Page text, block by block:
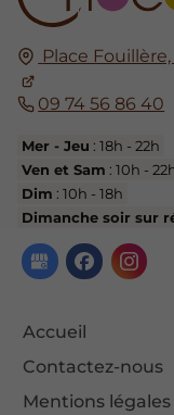
Place
09 74 56 86 40
Mer - Jeu : 18h - 22h
Ven et Sam : 10h -
Dim : 10h - 18h
Dimanche soir sur
Accueil
Contactez-nous
Mentions légales